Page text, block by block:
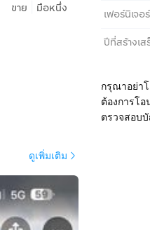
ขาย มือหนึ่ง เฟอร์นิเจอร์
ปีที่สร้างเส
กรุณาอย่า
ต้องการโ
ตรวจสอบ
ดูเพิ่มเติม